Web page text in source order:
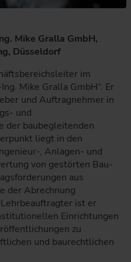
Mike Gralla GmbH,
Düsseldorf
im
Mike Gralla GmbH“. Er
und Auftragnehmer in
und
der baubegleitenden
liegt in den
, Anlagen- und
von gestörten Bau-
aus
der Abrechnung
ist er
Einrichtungen
zu
und baurechtlichen